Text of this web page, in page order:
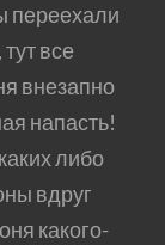
переехали
все
внезапно
напасть!
либо
вдруг
какого-